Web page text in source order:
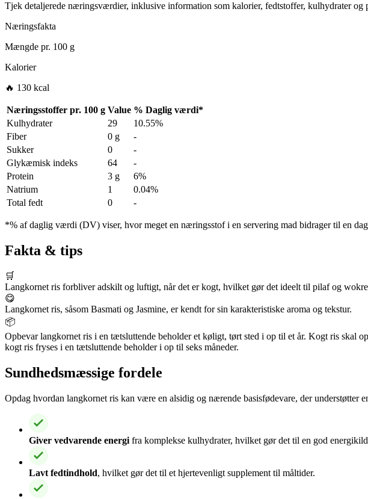
Tjek detaljerede næringsværdier, inklusive information som kalorier, fedtstoffer, kulhydrater og
Næringsfakta
Mængde pr. 100 g
Kalorier
🔥 130 kcal
Næringsstoffer pr. 100 g Value % Daglig værdi*
Kulhydrater
29
10.55%
Fiber
0 g
-
Sukker
0
-
Glykæmisk indeks
64
-
Protein
3 g
6%
Natrium
1
0.04%
Total fedt
0 -
*% af daglig værdi (DV) viser, hvor meget en næringsstof i en servering mad bidrager til en
Fakta & tips
🛒
Langkornet ris forbliver adskilt og luftigt, når det er kogt, hvilket gør det ideelt til pilaf og
😋
Langkornet ris, såsom Basmati og Jasmine, er kendt for sin karakteristiske aroma og tekstur.
📦
Opbevar langkornet ris i en tætsluttende beholder et køligt, tørt sted i op til et år. Kogt ris skal
kogt ris fryses i en tætsluttende beholder i op til seks måneder.
Sundhedsmæssige fordele
Opdag hvordan langkornet ris kan være en alsidig og nærende basisfødevare, der understøtter
Giver vedvarende energi fra komplekse kulhydrater, hvilket gør det til en god
Lavt fedtindhold, hvilket gør det til et hjertevenligt supplement til måltider.